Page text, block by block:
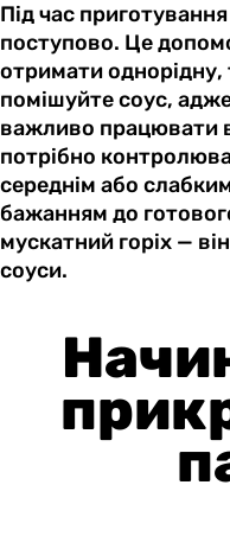
Під час
поступово. Це
отримати однорідну,
помішуйте соус,
важливо працювати
потрібно
середнім або
бажанням до
мускатний горіх —
соуси.